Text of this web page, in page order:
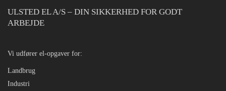
ULSTED EL A/S – DIN SIKKERHED FOR GODT
ARBEJDE
Vi udfører el-opgaver for:
Landbrug
Industri